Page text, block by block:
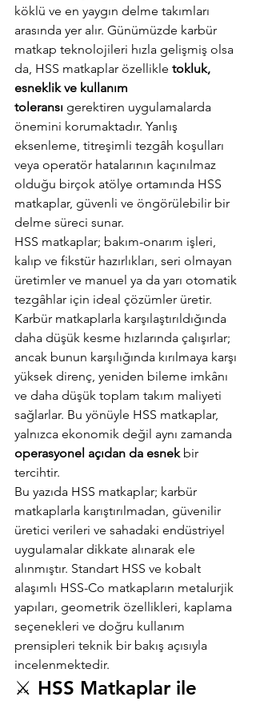
köklü ve en yaygın delme takımları
arasında yer alır. Günümüzde karbür
matkap teknolojileri hızla gelişmiş olsa
da, HSS matkaplar özellikle tokluk,
esneklik ve kullanım
toleransı gerektiren uygulamalarda
önemini korumaktadır. Yanlış
eksenleme, titreşimli tezgâh koşulları
veya operatör hatalarının kaçınılmaz
olduğu birçok atölye ortamında HSS
matkaplar, güvenli ve öngörülebilir bir
delme süreci sunar.
HSS matkaplar; bakım-onarım işleri,
kalıp ve fikstür hazırlıkları, seri olmayan
üretimler ve manuel ya da yarı otomatik
tezgâhlar için ideal çözümler üretir.
Karbür matkaplarla karşılaştırıldığında
daha düşük kesme hızlarında çalışırlar;
ancak bunun karşılığında kırılmaya karşı
yüksek direnç, yeniden bileme imkânı
ve daha düşük toplam takım maliyeti
sağlarlar. Bu yönüyle HSS matkaplar,
yalnızca ekonomik değil aynı zamanda
operasyonel açıdan da esnek bir
tercihtir.
Bu yazıda HSS matkaplar; karbür
matkaplarla karıştırılmadan, güvenilir
üretici verileri ve sahadaki endüstriyel
uygulamalar dikkate alınarak ele
alınmıştır. Standart HSS ve kobalt
alaşımlı HSS-Co matkapların metalurjik
yapıları, geometrik özellikleri, kaplama
seçenekleri ve doğru kullanım
prensipleri teknik bir bakış açısıyla
incelenmektedir.
⚔️ HSS Matkaplar ile